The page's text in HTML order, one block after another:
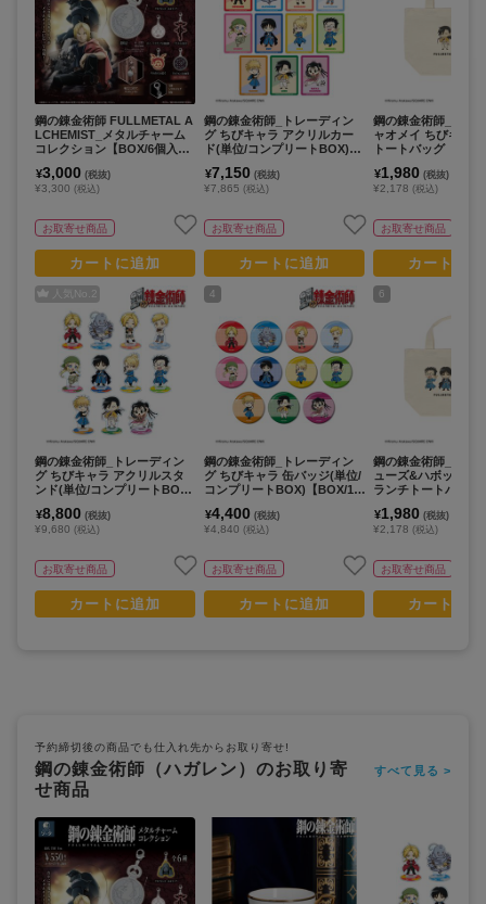
鋼の錬金術師 FULLMETAL A
LCHEMIST_メタルチャーム
コレクション【BOX/6個入
¥3,000 (税抜)
¥3,300 (税込)
お取寄せ商品
カートに追加
人気No. 2
鋼の錬金術師_トレーディン
グ ちびキャラ アクリルスタ
ンド(単位/コンプリートBOX)
¥8,800 (税抜)
¥9,680 (税込)
お取寄せ商品
カートに追加
鋼の錬金術師_トレーディン
グ ちびキャラ アクリルカー
ド(単位/コンプリートBOX)
¥7,150 (税抜)
¥7,865 (税込)
お取寄せ商品
カートに追加
4
鋼の錬金術師_トレーディン
グ ちびキャラ 缶バッジ(単位/
コンプリートBOX)【BOX/11
¥4,400 (税抜)
¥4,840 (税込)
お取寄せ商品
カートに追加
鋼の錬金術師_リン
ャオメイ ちびキャ
トートバッグ
¥1,980 (税抜)
¥2,178 (税込)
お取寄せ商品
カートに
6
鋼の錬金術師_ロイ
ューズ&ハボック ち
ランチトートバッグ
¥1,980 (税抜)
¥2,178 (税込)
お取寄せ商品
カートに
予約締切後の商品でも仕入れ先からお取り寄せ!
鋼の錬金術師（ハガレン）のお取り寄
せ商品
すべて見る >